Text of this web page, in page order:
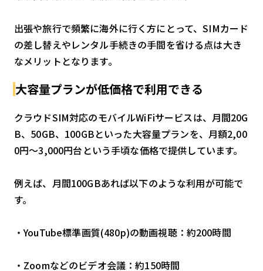
出張や旅行で頻繁に海外に行く方にとって、SIMカード
の差し替えやレンタル手続きの手間を省ける点は大き
なメリットとなります。
大容量プランが低価格で利用できる
クラウドSIM対応のモバイルWiFiサービスは、月間20G
B、50GB、100GBといった大容量プランを、月額2,00
0円〜3,000円台という手頃な価格で提供しています。
例えば、月間100GBあれば以下のような利用が可能で
す。
・YouTube標準画質(480p)の動画視聴：約200時間
・Zoomなどのビデオ会議：約150時間